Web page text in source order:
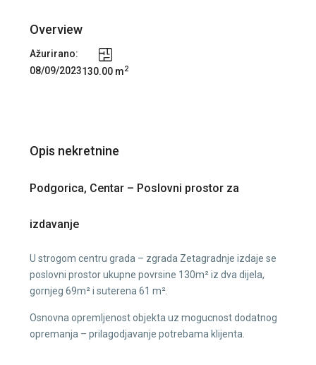
Overview
Ažurirano:
08/09/2023130.00 m2
Opis nekretnine
Podgorica, Centar – Poslovni prostor za
izdavanje
U strogom centru grada – zgrada Zetagradnje izdaje se
poslovni prostor ukupne povrsine 130m² iz dva dijela,
gornjeg 69m² i suterena 61 m².
Osnovna opremljenost objekta uz mogucnost dodatnog
opremanja – prilagodjavanje potrebama klijenta.